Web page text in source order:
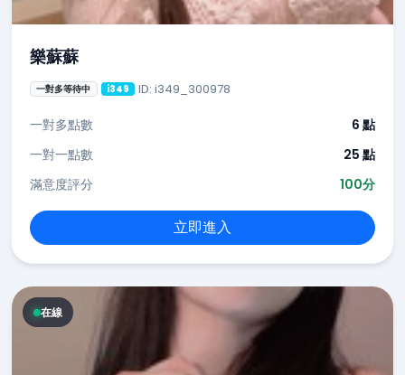
樂蘇蘇
一對多等待中 i349 ID: i349_300978
一對多點數
6 點
一對一點數
25 點
滿意度評分
100分
立即進入
在線